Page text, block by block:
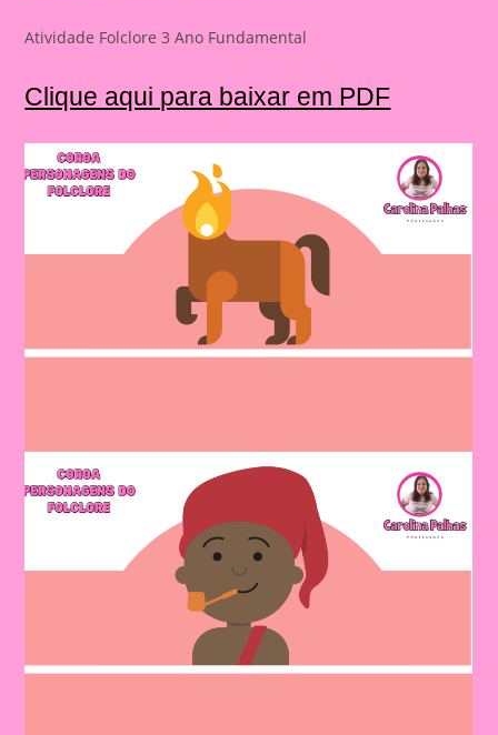
Atividade Folclore 3 Ano Fundamental
Clique aqui para baixar em PDF